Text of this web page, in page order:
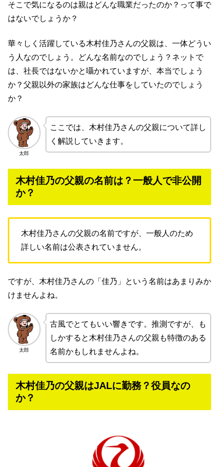
そこで気になるのは親はどんな職業だったのか？って事で
はないでしょうか？
華々しく活躍している木村佳乃さんの父親は、一体どうい
う人なのでしょう。どんな名前なのでしょう？ネットで
は、社長ではないかと囁かれていますが、本当でしょう
か？父親以外の家族はどんな仕事をしていたのでしょう
か？
太郎
ここでは、木村佳乃さんの父親について詳し
く解説していきます。
木村佳乃の父親の名前は？一般人で非公開
か？
木村佳乃さんの父親の名前ですが、一般人のため
詳しい名前は公表されていません。
ですが、木村佳乃さんの「佳乃」という名前はあまりみか
けませんよね。
太郎
古風でとてもいい響きです。推測ですが、も
しかすると木村佳乃さんの父親も特徴のある
名前かもしれませんよね。
木村佳乃の父親はJALに勤務？役員なの
か？